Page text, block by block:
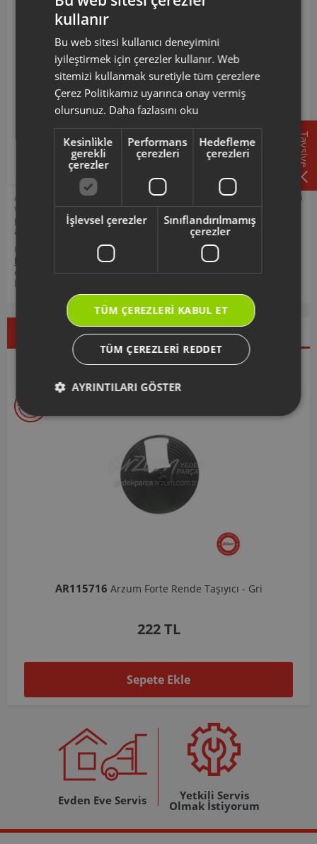
AR105006 Kodlu Freshmix Meyve Suyu Kapağı
Komple Aşağıdaki Modellerle Uyumludur
AR1050 ARZUM FRESHMİX SLOW JUICER MEYVE VE
SEBZE PRESİ
AR105006 ürün kodlu bu hazne kapağı; AR1050 model
kodlarına sahip Freshmi̇x Slow Juicer Meyve Ve Sebze
Presi̇ uyumlu cihazlar ile uyumlu olup, haznenin çalışma
sırasında güvenli biçimde kapatılmasını sağlamak işlevini
destekler.
Arzum orijinal aksesuar ve sarf malzemeleri, ürününüzü uzun ömürlü
ve güvenle kullanmanız için tasarlanmıştır. Seçmiş olduğunuz yedek
parçanın, ürününüz için uyumlu olup olmadığını,ürün kodunuz
aracılığı ile kontrol ediniz.
Ürününüz ile ilgili kullanım kılavuzu ve kullanım detayları için
https://destek.arzum.com.tr/
Arzum Destek Sitemizi ziyaret
edebilir, ürünlerinizi ekleyip, yedek parça ve garanti bilgilerine
kolayca erişebilirsiniz.
İndirimdekiler Yeni Ürünler
AR103206 Arzum Shake'N Take Doğrayıcı Hazne 570 Ml-Koyu Gri
1.037 TL
Sepete Ekle
Evden Eve Servis Yetkili Servis
Olmak İstiyorum
Tavsiye
kullanır
Bu web sitesi kullanıcı deneyimini
iyileştirmek için çerezler kullanır. Web
sitemizi kullanmak suretiyle tüm çerezlere
Çerez Politikamız uyarınca onay vermiş
olursunuz. Daha fazlasını oku
Kesinlikle
gerekli
çerezler
Performans
çerezleri
Hedefleme
çerezleri
İşlevsel çerezler
Sınıflandırılmamış
çerezler
TÜM ÇEREZLERI KABUL ET
TÜM ÇEREZLERI REDDET
AYRINTILARI GÖSTER